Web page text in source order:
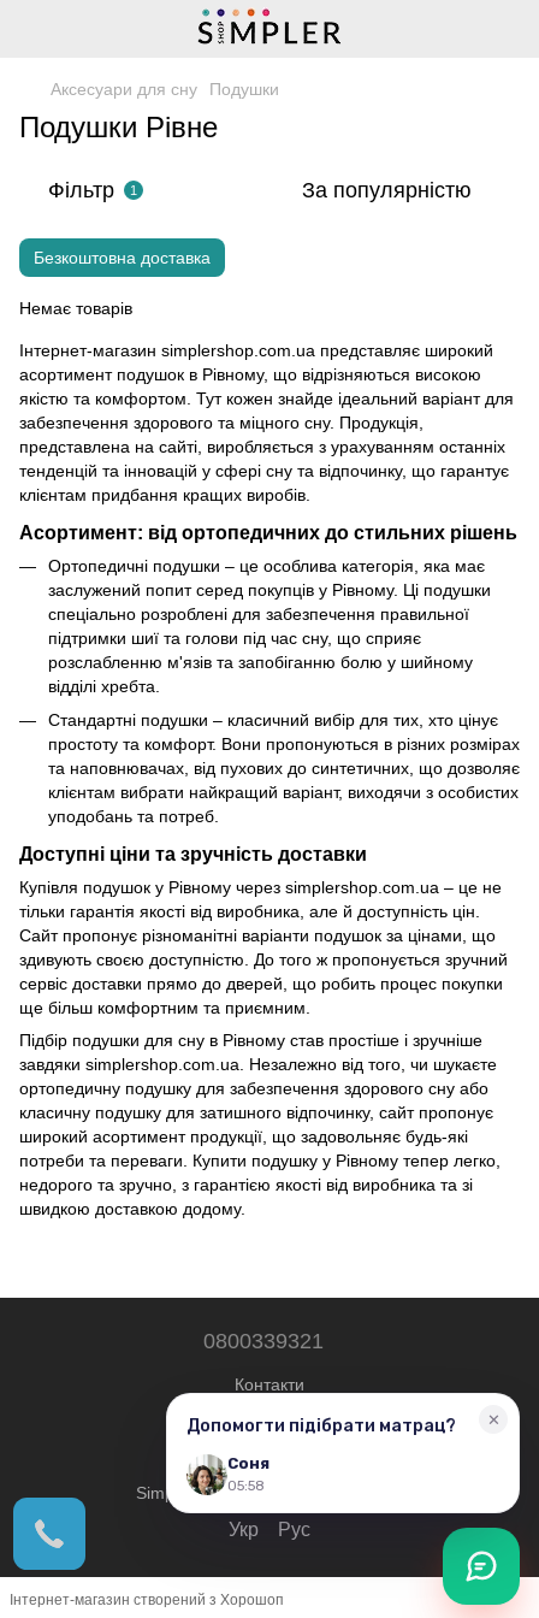
Аксесуари для сну Подушки
Подушки Рівне
Фільтр 1 За популярністю
Безкоштовна доставка
Немає товарів
Інтернет-магазин simplershop.com.ua представляє широкий
асортимент подушок в Рівному, що відрізняються високою
якістю та комфортом. Тут кожен знайде ідеальний варіант для
забезпечення здорового та міцного сну. Продукція,
представлена на сайті, виробляється з урахуванням останніх
тенденцій та інновацій у сфері сну та відпочинку, що гарантує
клієнтам придбання кращих виробів.
Асортимент: від ортопедичних до стильних рішень
Ортопедичні подушки – це особлива категорія, яка має
заслужений попит серед покупців у Рівному. Ці подушки
спеціально розроблені для забезпечення правильної
підтримки шиї та голови під час сну, що сприяє
розслабленню м'язів та запобіганню болю у шийному
відділі хребта.
Стандартні подушки – класичний вибір для тих, хто цінує
простоту та комфорт. Вони пропонуються в різних розмірах
та наповнювачах, від пухових до синтетичних, що дозволяє
клієнтам вибрати найкращий варіант, виходячи з особистих
уподобань та потреб.
Доступні ціни та зручність доставки
Купівля подушок у Рівному через simplershop.com.ua – це не
тільки гарантія якості від виробника, але й доступність цін.
Сайт пропонує різноманітні варіанти подушок за цінами, що
здивують своєю доступністю. До того ж пропонується зручний
сервіс доставки прямо до дверей, що робить процес покупки
ще більш комфортним та приємним.
Підбір подушки для сну в Рівному став простіше і зручніше
завдяки simplershop.com.ua. Незалежно від того, чи шукаєте
ортопедичну подушку для забезпечення здорового сну або
класичну подушку для затишного відпочинку, сайт пропонує
широкий асортимент продукції, що задовольняє будь-які
потреби та переваги. Купити подушку у Рівному тепер легко,
недорого та зручно, з гарантією якості від виробника та зі
швидкою доставкою додому.
0800339321
Контакти
Повна версія сайту
© 2019—2026
Simplershop - Всі права захищені.
Укр Рус
Інтернет-магазин створений з Хорошоп